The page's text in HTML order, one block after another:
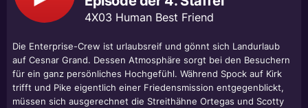
4X03 Human Best Friend
Die Enterprise-Crew ist urlaubsreif und gönnt sich Landurlaub
auf Cesnar Grand. Dessen Atmosphäre sorgt bei den Besuchern
für ein ganz persönliches Hochgefühl. Während Spock auf Kirk
trifft und Pike eigentlich einer Friedensmission entgegenblickt,
müssen sich ausgerechnet die Streithähne Ortegas und Scotty